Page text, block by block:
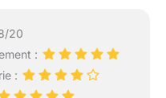
20
:
: